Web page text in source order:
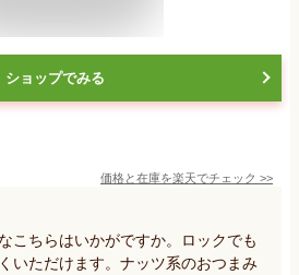
ショップでみる
価格と在庫を楽天でチェック >>
こちらはいかがですか。ロックでも
いただけます。ナッツ系のおつまみ